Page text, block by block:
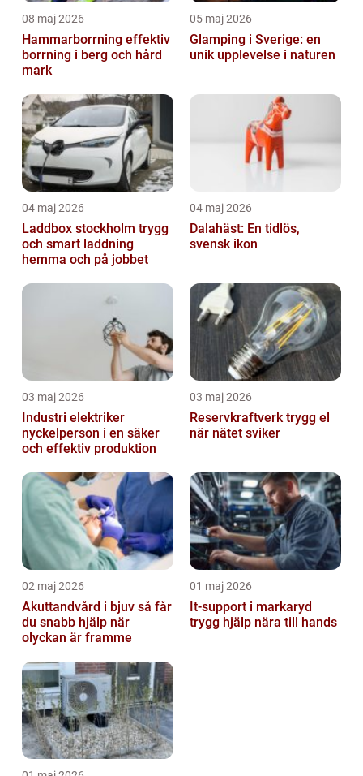
08 maj 2026
Hammarborrning effektiv
borrning i berg och hård
mark
05 maj 2026
Glamping i Sverige: en
unik upplevelse i naturen
04 maj 2026
Laddbox stockholm trygg
och smart laddning
hemma och på jobbet
04 maj 2026
Dalahäst: En tidlös,
svensk ikon
03 maj 2026
Industri elektriker
nyckelperson i en säker
och effektiv produktion
03 maj 2026
Reservkraftverk trygg el
när nätet sviker
02 maj 2026
Akuttandvård i bjuv så får
du snabb hjälp när
olyckan är framme
01 maj 2026
It-support i markaryd
trygg hjälp nära till hands